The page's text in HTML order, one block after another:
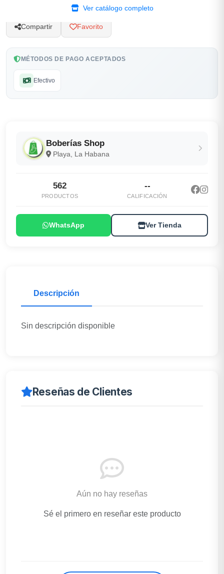
Ver catálogo completo
Compartir Favorito
MÉTODOS DE PAGO ACEPTADOS
Efectivo
Boberías Shop
Playa, La Habana
562
PRODUCTOS
--
CALIFICACIÓN
WhatsApp Ver Tienda
Descripción
Sin descripción disponible
Reseñas de Clientes
Aún no hay reseñas
Sé el primero en reseñar este producto